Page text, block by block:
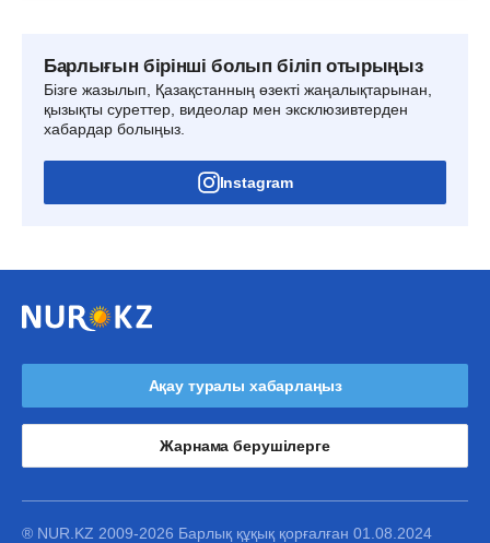
Барлығын бірінші болып біліп отырыңыз
Бізге жазылып, Қазақстанның өзекті жаңалықтарынан,
қызықты суреттер, видеолар мен эксклюзивтерден
хабардар болыңыз.
Instagram
Ақау туралы хабарлаңыз
Жарнама берушілерге
® NUR.KZ 2009-2026 Барлық құқық қорғалған 01.08.2024